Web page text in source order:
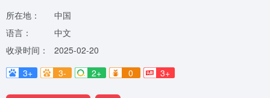
所在地：
中国
语言：
中文
收录时间：
2025-02-20
3+
3- 2+ 0 3+